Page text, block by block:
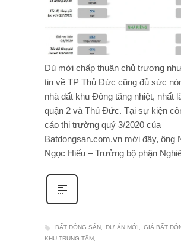
Dù mới chấp thuận chủ trương
tin về TP Thủ Đức cũng đủ sức
nhà đất khu Đông tăng nhiệt, nhất
quận 2 và Thủ Đức. Tại sự kiện
cáo thị trường quý 3/2020 của
Batdongsan.com.vn mới đây, ông
Ngọc Hiếu – Trưởng bộ phận
BẤT ĐỘNG SẢN DỰ ÁN MỚI
GIÁ BẤT
KHU TRUNG TÂM